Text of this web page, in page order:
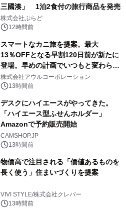
三國湊」 1泊2食付の旅行商品を発売
株式会社ぷらど
12時間前
スマートなカニ旅を提案。最大
13％OFFとなる早割120日前が新たに
登場。早めの計画でいつもと変わらぬ
大人の冬旅を。ー夕日ヶ浦温泉「佳松
苑 別邸ふうか」ー
株式会社アウルコーポレーション
13時間前
デスクにハイエースがやってきた。
「ハイエース型ふせんホルダー」
Amazonで予約販売開始
CAMSHOP.JP
13時間前
物価高で注目される「価値あるものを
長く使う」住まいづくりを提案
VIVI STYLE/株式会社クレバー
13時間前